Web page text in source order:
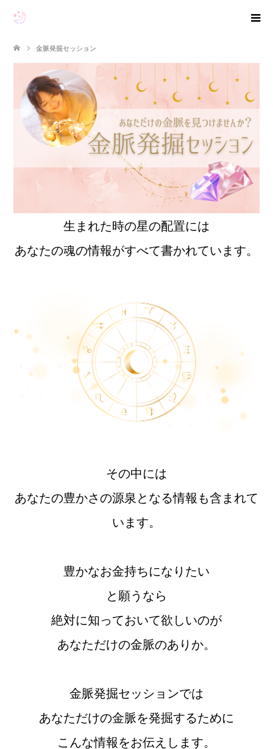
金脈発掘セッション
生まれた時の星の配置には
あなたの魂の情報がすべて書かれています。
その中には
あなたの豊かさの源泉となる情報も含まれて
います。
豊かなお金持ちになりたい
と願うなら
絶対に知っておいて欲しいのが
あなただけの金脈のありか。
金脈発掘セッションでは
あなただけの金脈を発掘するために
こんな情報をお伝えします。